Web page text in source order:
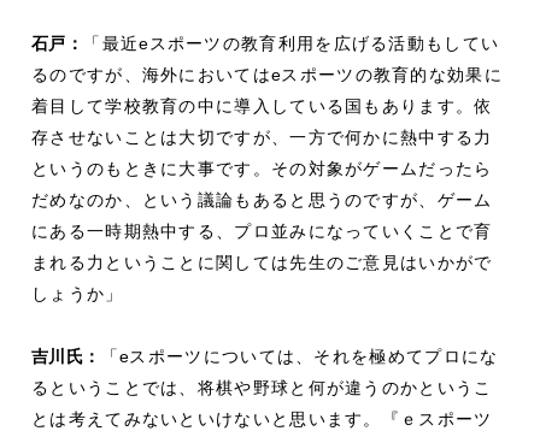
石戸： 「最近eスポーツの教育利用を広げる活動もしてい
るのですが、海外においてはeスポーツの教育的な効果に
着目して学校教育の中に導入している国もあります。依
存させないことは大切ですが、一方で何かに熱中する力
というのもときに大事です。その対象がゲームだったら
だめなのか、という議論もあると思うのですが、ゲーム
にある一時期熱中する、プロ並みになっていくことで育
まれる力ということに関しては先生のご意見はいかがで
しょうか」
吉川氏： 「eスポーツについては、それを極めてプロにな
るということでは、将棋や野球と何が違うのかというこ
とは考えてみないといけないと思います。『ｅスポーツ